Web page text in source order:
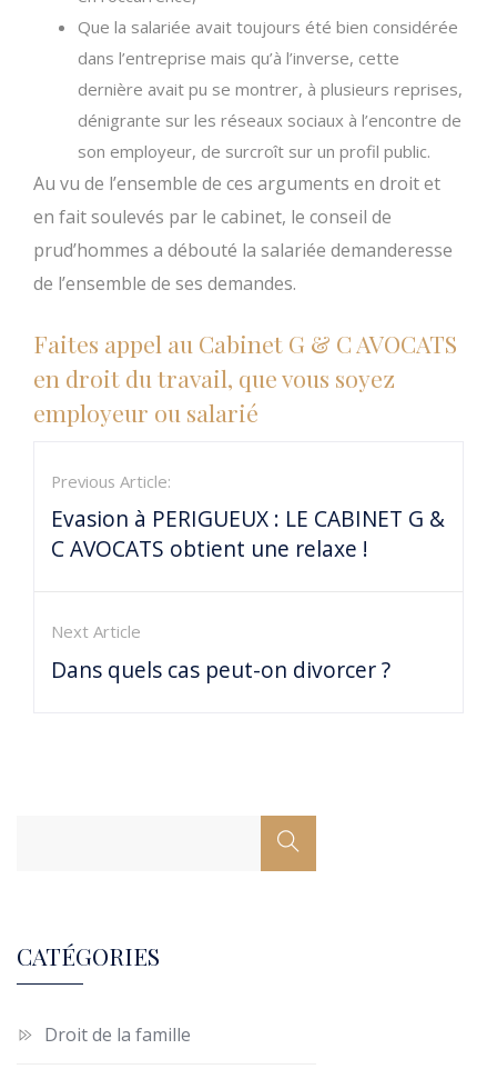
Que la salariée avait toujours été bien considérée
dans l’entreprise mais qu’à l’inverse, cette
dernière avait pu se montrer, à plusieurs reprises,
dénigrante sur les réseaux sociaux à l’encontre de
son employeur, de surcroît sur un profil public.
Au vu de l’ensemble de ces arguments en droit et
en fait soulevés par le cabinet, le conseil de
prud’hommes a débouté la salariée demanderesse
de l’ensemble de ses demandes.
Faites appel au Cabinet G & C AVOCATS
en droit du travail, que vous soyez
employeur ou salarié
Previous Article:
Evasion à PERIGUEUX : LE CABINET G &
C AVOCATS obtient une relaxe !
Next Article
Dans quels cas peut-on divorcer ?
CATÉGORIES
Droit de la famille